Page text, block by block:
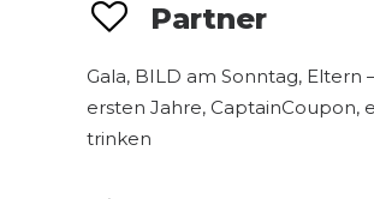
Partner
Gala, BILD am Sonntag, Eltern
ersten Jahre, CaptainCoupon,
trinken